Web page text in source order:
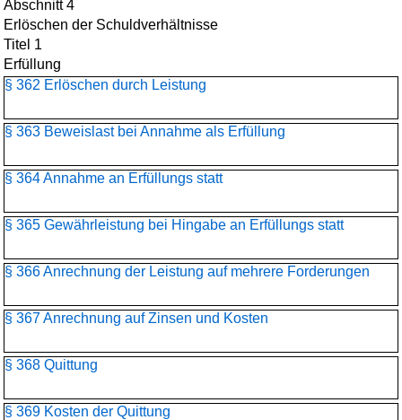
Abschnitt 4
Erlöschen der Schuldverhältnisse
Titel 1
Erfüllung
§ 362 Erlöschen durch Leistung
§ 363 Beweislast bei Annahme als Erfüllung
§ 364 Annahme an Erfüllungs statt
§ 365 Gewährleistung bei Hingabe an Erfüllungs statt
§ 366 Anrechnung der Leistung auf mehrere Forderungen
§ 367 Anrechnung auf Zinsen und Kosten
§ 368 Quittung
§ 369 Kosten der Quittung